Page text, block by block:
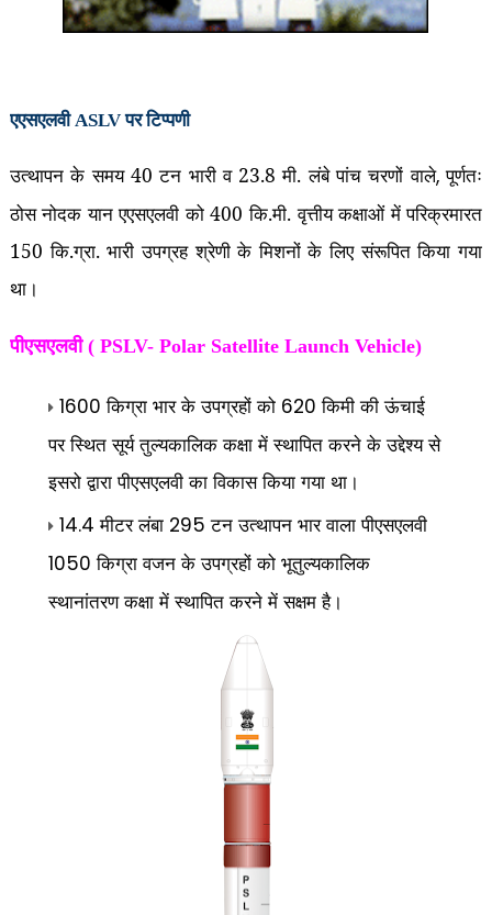
एएसएलवी ASLV पर टिप्पणी
उत्थापन के समय 40 टन भारी व 23.8 मी. लंबे पांच चरणों वाले,पूर्णतः
ठोस नोदक यान एएसएलवी को 400 कि.मी. वृत्तीय कक्षाओं में परिक्रमारत
150 कि.ग्रा. भारी उपग्रह श्रेणी के मिशनों के लिए संरूपित किया गया
था।
पीएसएलवी ( PSLV- Polar Satellite Launch Vehicle)
1600 किग्रा भार के उपग्रहों को 620 किमी की ऊंचाई
पर स्थित सूर्य तुल्यकालिक कक्षा में स्थापित करने के उद्देश्य से
इसरो द्वारा पीएसएलवी का विकास किया गया था।
14.4 मीटर लंबा 295 टन उत्थापन भार वाला पीएसएलवी
1050 किग्रा वजन के उपग्रहों को भूतुल्यकालिक
स्थानांतरण कक्षा में स्थापित करने में सक्षम है।